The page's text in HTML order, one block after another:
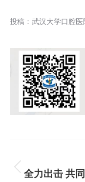
投稿：武汉大学口腔
章全力出击 共